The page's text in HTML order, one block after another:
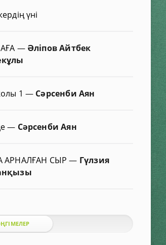
үні
— Әліпов Айтбек
1 — Сәрсенби Аян
— Сәрсенби Аян
АРНАЛҒАН СЫР— Гүлзия